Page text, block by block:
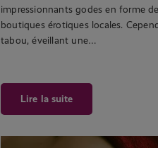
impressionnants godes en forme
boutiques érotiques locales.
tabou, éveillant une…
Lire la suite